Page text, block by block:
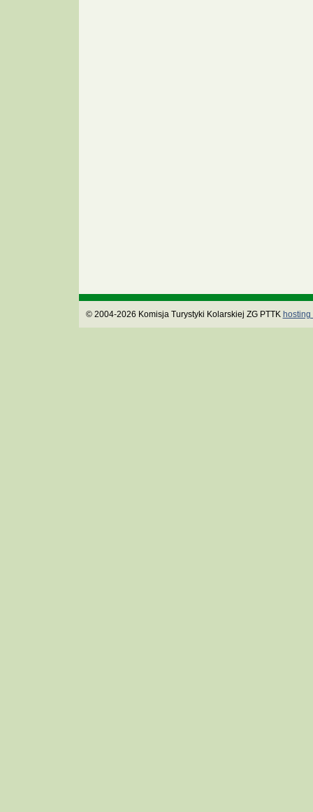
© 2004-2026 Komisja Turystyki Kolarskiej ZG PTTK hosting